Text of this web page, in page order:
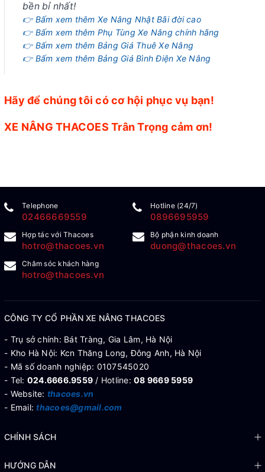
bền bỉ nhất!
👉 Bấm xem thêm Xe Nâng Nhật Bãi đời cao
👉 Bấm xem thêm Phụ Tùng Xe Nâng chính hãng
👉 Bấm xem thêm Bảng Giá Thuê Xe Nâng
👉 Bấm xem thêm Bảng Giá Bình Điện Xe Nâng
Hãy để chúng tôi có cơ hội phục vụ bạn!
XE NÂNG THACOES Trân Trọng cảm ơn!
Telephone
02466669559
Hotline (24/7)
0896695959
Hợp tác với Thacoes
hotro@thacoes.vn
Bộ phận kinh doanh
duong@thacoes.vn
Chăm sóc khách hàng
hotro@thacoes.vn
CÔNG TY CỔ PHẦN XE NÂNG THACOES
- Trụ sở chính: Bát Tràng, Gia Lâm, Hà Nội
- Kho Hà Nội: Kcn Thăng Long, Đông Anh, Hà Nội
- Mã số doanh nghiệp: 0107545020
- Tel: 024.6666.9559 / Hotline: 08 9669 5959
- Website: thacoes.vn
- Email:thacoes@gmail.com
CHÍNH SÁCH
HƯỚNG DẪN